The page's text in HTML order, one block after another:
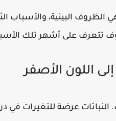
البيئية، والأسباب
تتعرف على أشهر تلك
اللون الأصفر
النباتات عرضة للتغيرات في